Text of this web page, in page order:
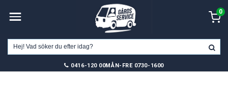
0
0416-120 00MÅN-FRE 0730-1600